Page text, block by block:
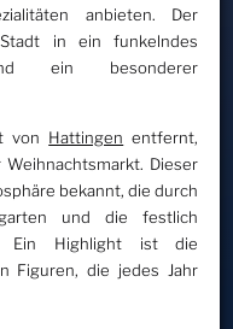
anbieten. Der
in ein funkelndes
ein besonderer
von Hattingen entfernt,
Dieser
bekannt, die durch
und die festlich
Ein Highlight ist die
Figuren, die jedes Jahr